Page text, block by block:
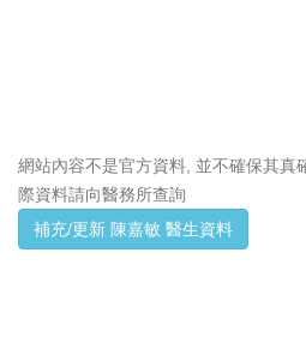
網站內容不是官方資料, 並不確保其真
際資料請向醫務所查詢
補充/更新 陳嘉敏 醫生資料